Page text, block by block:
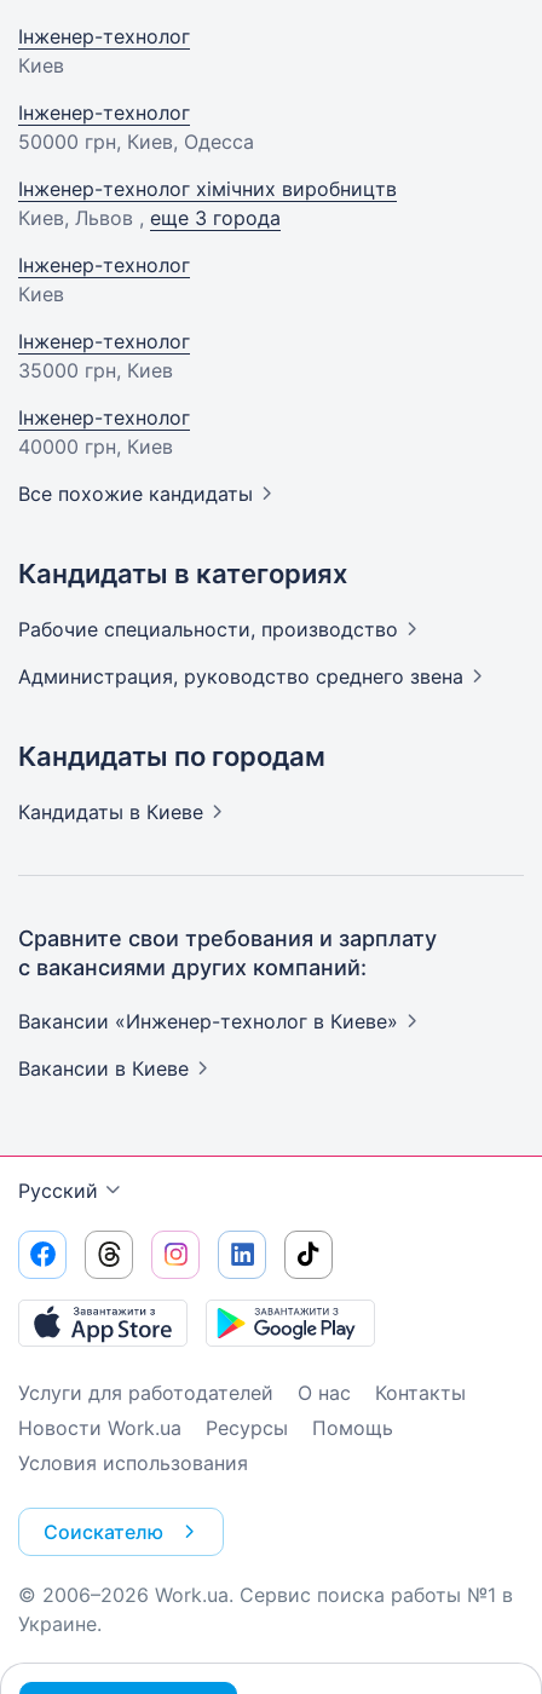
Інженер-технолог
Киев
Інженер-технолог
50000 грн, Киев, Одесса
Інженер-технолог хімічних виробництв
Киев, Львов , еще 3 города
Інженер-технолог
Киев
Інженер-технолог
35000 грн, Киев
Інженер-технолог
40000 грн, Киев
Все похожие кандидаты
Кандидаты в категориях
Рабочие специальности, производство
Администрация, руководство среднего звена
Кандидаты по городам
Кандидаты в Киеве
Сравните свои требования и зарплату
с вакансиями других компаний:
Вакансии «Инженер-технолог в Киеве»
Вакансии в Киеве
Русский
Услуги для работодателей О нас
Контакты
Новости Work.ua
Ресурсы
Помощь
Условия использования
Соискателю
© 2006–2026 Work.ua. Сервис поиска работы №1 в
Украине.